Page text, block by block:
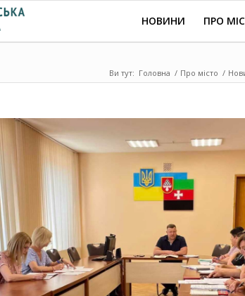
НОВИНИ ПРО
Ви тут: Головна / Про місто /